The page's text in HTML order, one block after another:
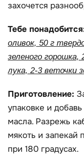
захочется
Тебе
оливок, 50 г
зеленого горошка,
лука, 2-3 веточки
Приготовление:
упаковке и
масла. Разрежь
мякоть и запекай
при 180 градусах.